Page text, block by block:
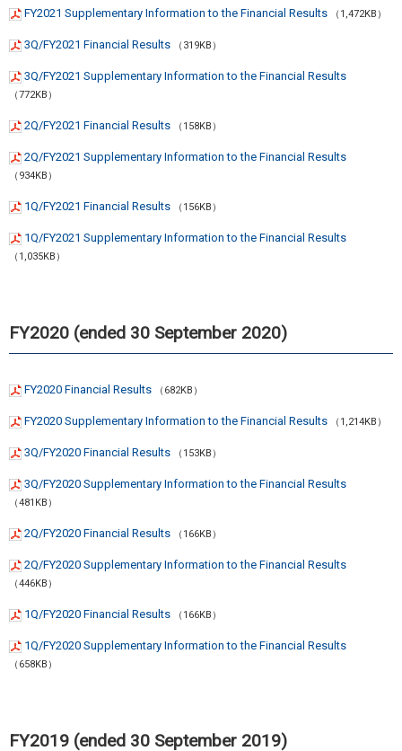
FY2021 Supplementary Information to the Financial Results （1,472KB）
3Q/FY2021 Financial Results （319KB）
3Q/FY2021 Supplementary Information to the Financial Results
（772KB）
2Q/FY2021 Financial Results （158KB）
2Q/FY2021 Supplementary Information to the Financial Results
（934KB）
1Q/FY2021 Financial Results （156KB）
1Q/FY2021 Supplementary Information to the Financial Results
（1,035KB）
FY2020 (ended 30 September 2020)
FY2020 Financial Results （682KB）
FY2020 Supplementary Information to the Financial Results （1,214KB）
3Q/FY2020 Financial Results （153KB）
3Q/FY2020 Supplementary Information to the Financial Results
（481KB）
2Q/FY2020 Financial Results （166KB）
2Q/FY2020 Supplementary Information to the Financial Results
（446KB）
1Q/FY2020 Financial Results （166KB）
1Q/FY2020 Supplementary Information to the Financial Results
（658KB）
FY2019 (ended 30 September 2019)